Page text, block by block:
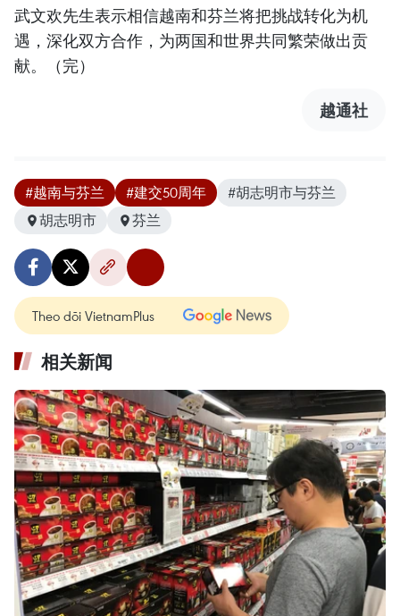
武文欢先生表示相信越南和芬兰将把挑战转化为机
遇，深化双方合作，为两国和世界共同繁荣做出贡
献。（完）
越通社
#越南与芬兰 #建交50周年
#胡志明市与芬兰
胡志明市
芬兰
Theo dõi VietnamPlus
相关新闻